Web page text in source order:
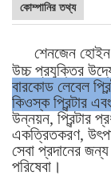
কোম্পানির তথ্য
শেনজেন
উচ্চ প্রযুক্তির
বারকোড লেবেল
কিওস্ক প্রিন্টার
উন্নয়ন, প্রিন্টার
একত্রিতকরণ,
সেবা প্রদানের
পরিষেবা।